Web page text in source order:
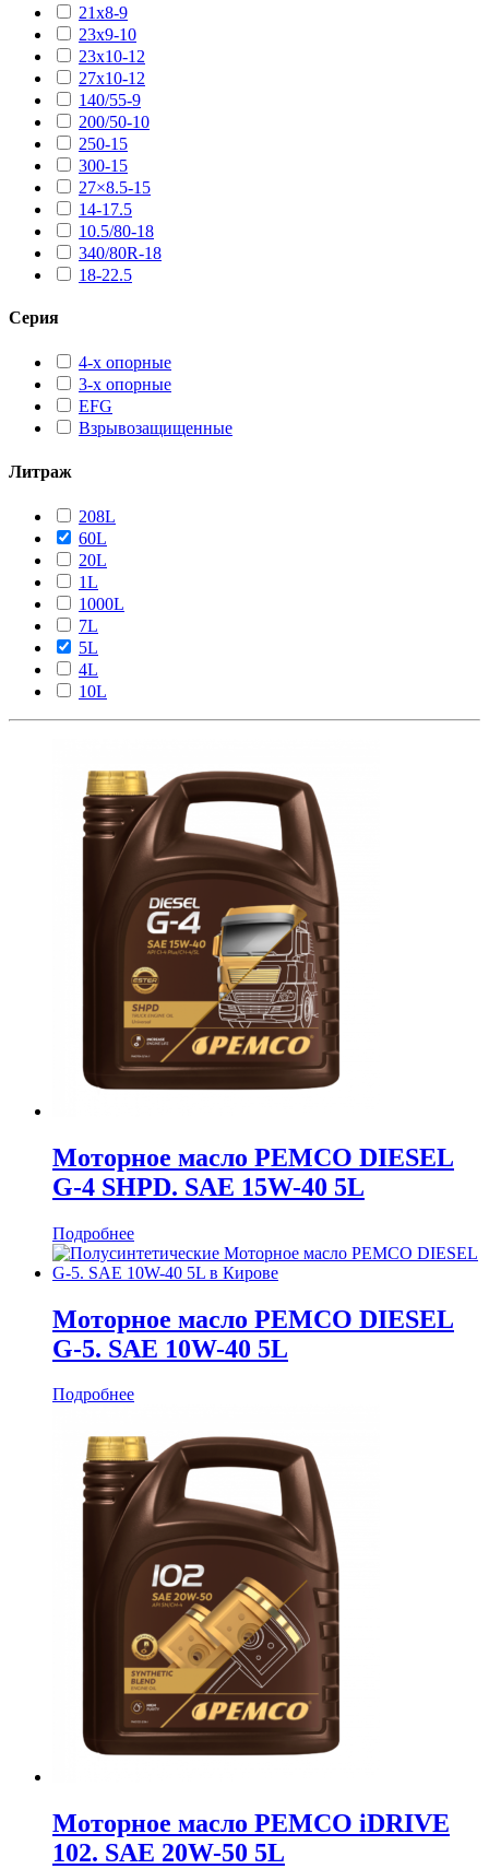
21х8-9
23х9-10
23х10-12
27х10-12
140/55-9
200/50-10
250-15
300-15
27×8.5-15
14-17.5
10.5/80-18
340/80R-18
18-22.5
Серия
4-х опорные
3-х опорные
EFG
Взрывозащищенные
Литраж
208L
60L
20L
1L
1000L
7L
5L
4L
10L
Моторное масло PEMCO DIESEL
G-4 SHPD. SAE 15W-40 5L
Подробнее
Моторное масло PEMCO DIESEL
G-5. SAE 10W-40 5L
Подробнее
Моторное масло PEMCO iDRIVE
102. SAE 20W-50 5L